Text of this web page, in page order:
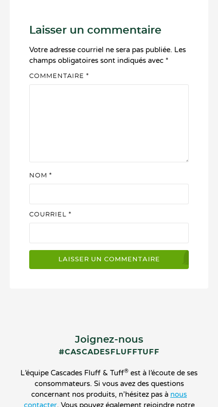
Laisser un commentaire
Votre adresse courriel ne sera pas publiée. Les
champs obligatoires sont indiqués avec *
COMMENTAIRE *
NOM *
COURRIEL *
Joignez-nous
#CASCADESFLUFFTUFF
L’équipe Cascades Fluff & Tuff® est à l’écoute de ses
consommateurs. Si vous avez des questions
concernant nos produits, n’hésitez pas à nous